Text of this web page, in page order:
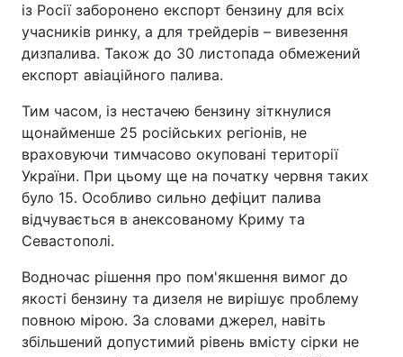
із Росії заборонено експорт бензину для всіх
учасників ринку, а для трейдерів – вивезення
дизпалива. Також до 30 листопада обмежений
експорт авіаційного палива.
Тим часом, із нестачею бензину зіткнулися
щонайменше 25 російських регіонів, не
враховуючи тимчасово окуповані території
України. При цьому ще на початку червня таких
було 15. Особливо сильно дефіцит палива
відчувається в анексованому Криму та
Севастополі.
Водночас рішення про пом'якшення вимог до
якості бензину та дизеля не вирішує проблему
повною мірою. За словами джерел, навіть
збільшений допустимий рівень вмісту сірки не